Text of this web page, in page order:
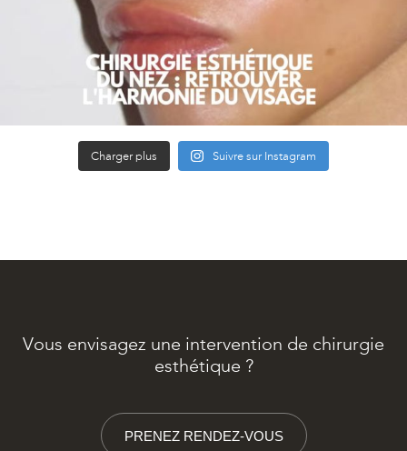
Charger plus Suivre sur Instagram
Vous envisagez une intervention de chirurgie
esthétique ?
PRENEZ RENDEZ-VOUS